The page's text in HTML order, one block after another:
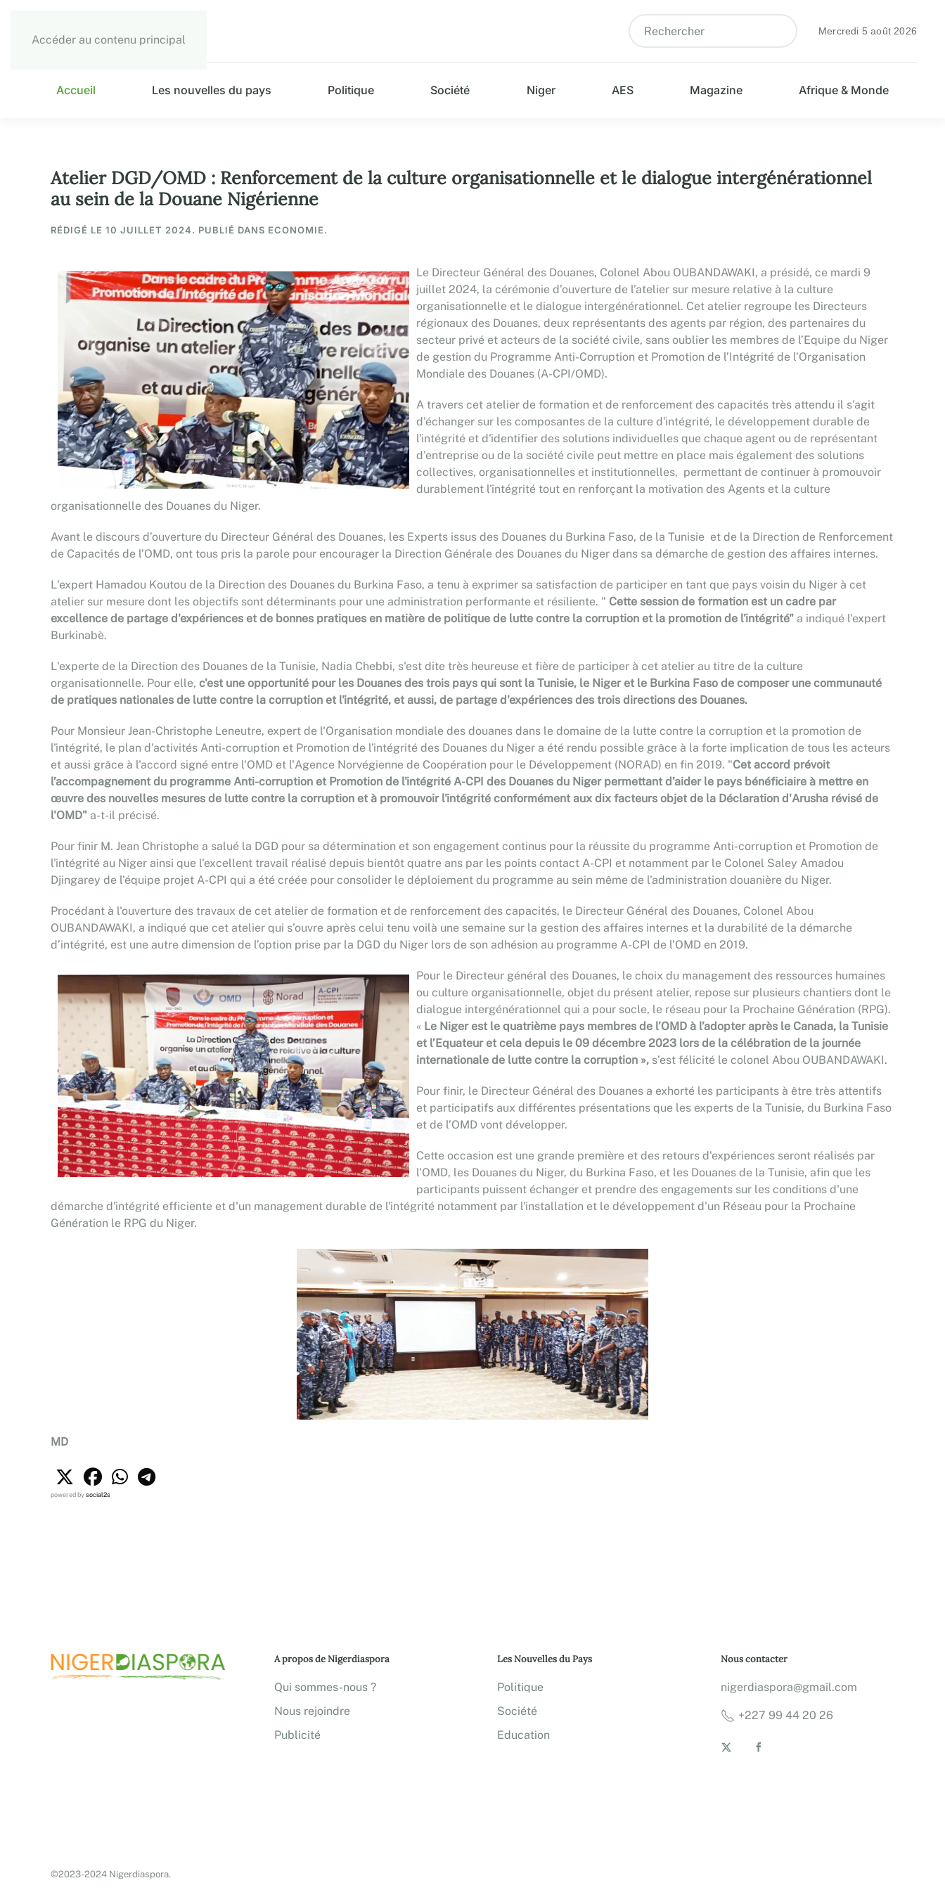
Accéder au contenu principal
Mercredi 5 août 2026
Accueil Les nouvelles du pays Politique Société Niger AES Magazine Afrique & Monde
Atelier DGD/OMD : Renforcement de la culture organisationnelle et le dialogue intergénérationnel
au sein de la Douane Nigérienne
RÉDIGÉ LE 10 JUILLET 2024. PUBLIÉ DANS ECONOMIE.
Le Directeur Général des Douanes, Colonel Abou OUBANDAWAKI, a présidé, ce mardi 9
juillet 2024, la cérémonie d’ouverture de l’atelier sur mesure relative à la culture
organisationnelle et le dialogue intergénérationnel. Cet atelier regroupe les Directeurs
régionaux des Douanes, deux représentants des agents par région, des partenaires du
secteur privé et acteurs de la société civile, sans oublier les membres de l’Equipe du Niger
de gestion du Programme Anti-Corruption et Promotion de l’Intégrité de l’Organisation
Mondiale des Douanes (A-CPI/OMD).
A travers cet atelier de formation et de renforcement des capacités très attendu il s'agit
d'échanger sur les composantes de la culture d'intégrité, le développement durable de
l'intégrité et d'identifier des solutions individuelles que chaque agent ou de représentant
d'entreprise ou de la société civile peut mettre en place mais également des solutions
collectives, organisationnelles et institutionnelles, permettant de continuer à promouvoir
durablement l'intégrité tout en renforçant la motivation des Agents et la culture
organisationnelle des Douanes du Niger.
Avant le discours d’ouverture du Directeur Général des Douanes, les Experts issus des Douanes du Burkina Faso, de la Tunisie et de la Direction de Renforcement
de Capacités de l’OMD, ont tous pris la parole pour encourager la Direction Générale des Douanes du Niger dans sa démarche de gestion des affaires internes.
L'expert Hamadou Koutou de la Direction des Douanes du Burkina Faso, a tenu à exprimer sa satisfaction de participer en tant que pays voisin du Niger à cet
atelier sur mesure dont les objectifs sont déterminants pour une administration performante et résiliente. " Cette session de formation est un cadre par
excellence de partage d'expériences et de bonnes pratiques en matière de politique de lutte contre la corruption et la promotion de l'intégrité" a indiqué l'expert
Burkinabè.
L'experte de la Direction des Douanes de la Tunisie, Nadia Chebbi, s'est dite très heureuse et fière de participer à cet atelier au titre de la culture
organisationnelle. Pour elle, c'est une opportunité pour les Douanes des trois pays qui sont la Tunisie, le Niger et le Burkina Faso de composer une communauté
de pratiques nationales de lutte contre la corruption et l'intégrité, et aussi, de partage d'expériences des trois directions des Douanes.
Pour Monsieur Jean-Christophe Leneutre, expert de l'Organisation mondiale des douanes dans le domaine de la lutte contre la corruption et la promotion de
l'intégrité, le plan d'activités Anti-corruption et Promotion de l'intégrité des Douanes du Niger a été rendu possible grâce à la forte implication de tous les acteurs
et aussi grâce à l'accord signé entre l'OMD et l'Agence Norvégienne de Coopération pour le Développement (NORAD) en fin 2019. "Cet accord prévoit
l’accompagnement du programme Anti-corruption et Promotion de l'intégrité A-CPI des Douanes du Niger permettant d'aider le pays bénéficiaire à mettre en
œuvre des nouvelles mesures de lutte contre la corruption et à promouvoir l'intégrité conformément aux dix facteurs objet de la Déclaration d'Arusha révisé de
l'OMD" a-t-il précisé.
Pour finir M. Jean Christophe a salué la DGD pour sa détermination et son engagement continus pour la réussite du programme Anti-corruption et Promotion de
l'intégrité au Niger ainsi que l'excellent travail réalisé depuis bientôt quatre ans par les points contact A-CPI et notamment par le Colonel Saley Amadou
Djingarey de l'équipe projet A-CPI qui a été créée pour consolider le déploiement du programme au sein même de l'administration douanière du Niger.
Procédant à l'ouverture des travaux de cet atelier de formation et de renforcement des capacités, le Directeur Général des Douanes, Colonel Abou
OUBANDAWAKI, a indiqué que cet atelier qui s’ouvre après celui tenu voilà une semaine sur la gestion des affaires internes et la durabilité de la démarche
d’intégrité, est une autre dimension de l’option prise par la DGD du Niger lors de son adhésion au programme A-CPI de l’OMD en 2019.
Pour le Directeur général des Douanes, le choix du management des ressources humaines
ou culture organisationnelle, objet du présent atelier, repose sur plusieurs chantiers dont le
dialogue intergénérationnel qui a pour socle, le réseau pour la Prochaine Génération (RPG).
« Le Niger est le quatrième pays membres de l’OMD à l’adopter après le Canada, la Tunisie
et l’Equateur et cela depuis le 09 décembre 2023 lors de la célébration de la journée
internationale de lutte contre la corruption », s’est félicité le colonel Abou OUBANDAWAKI.
Pour finir, le Directeur Général des Douanes a exhorté les participants à être très attentifs
et participatifs aux différentes présentations que les experts de la Tunisie, du Burkina Faso
et de l’OMD vont développer.
Cette occasion est une grande première et des retours d'expériences seront réalisés par
l'OMD, les Douanes du Niger, du Burkina Faso, et les Douanes de la Tunisie, afin que les
participants puissent échanger et prendre des engagements sur les conditions d'une
démarche d'intégrité efficiente et d'un management durable de l'intégrité notamment par l'installation et le développement d'un Réseau pour la Prochaine
Génération le RPG du Niger.
MD
powered bysocial2s
A propos de Nigerdiaspora
Qui sommes-nous ?
Nous rejoindre
Publicité
Les Nouvelles du Pays
Politique
Société
Education
Nous contacter
nigerdiaspora@gmail.com
+227 99 44 20 26
©2023-2024 Nigerdiaspora.